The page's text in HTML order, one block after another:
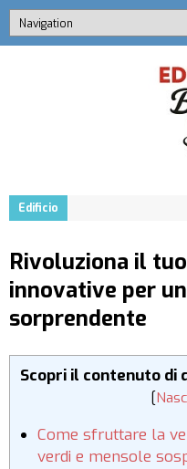
Edificio
Rivoluziona il
innovative per
sorprendente
Scopri il contenuto di
[
Come sfruttare la
verdi e mensole